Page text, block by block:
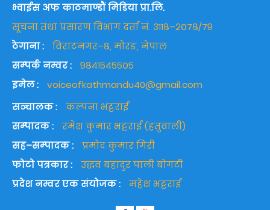
भ्वाईस अफ काठमाण्डौं मिडिया प्रा.लि.
सूचना तथा प्रसारण विभाग दर्ता नं. ३११८–२०७८/७९
ठेगाना :
विराटनगर–८, मोरङ, नेपाल
सम्पर्क नम्वर :
९८४१५४५५०५
इमेल :
voiceofkathmandu40@gmail.com
सञ्चालक :
कल्पना भट्टराई
सम्पादक :
रमेश कुमार भट्टराई (हतुवाली)
सह–सम्पादक :
प्रमोद कुमार गिरी
फोटो पत्रकार :
उद्धव बहादुर पाली बोगटी
प्रदेश नम्वर एक संयोजक :
महेश भट्टराई